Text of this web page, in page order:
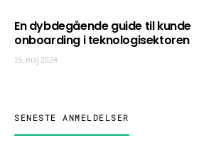
En dybdegående guide til kunde
onboarding i teknologisektoren
15. maj 2024
SENESTE ANMELDELSER